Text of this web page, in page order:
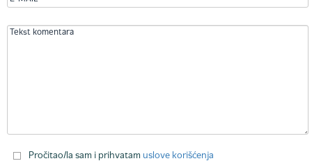
Pročitao/la sam i prihvatam uslove korišćenja